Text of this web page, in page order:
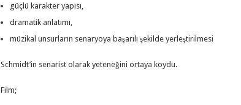
güçlü karakter yapısı,
dramatik anlatımı,
müzikal unsurların senaryoya başarılı şekilde yerleştirilmesi
Schmidt’in senarist olarak yeteneğini ortaya koydu.
Film;